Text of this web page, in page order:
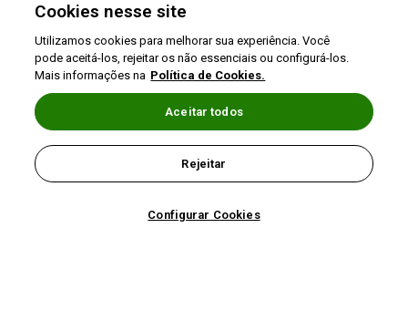
Política de Privacidade
©2026 Nestlé Nutrition & Health
Cookies nesse site
Utilizamos cookies para melhorar sua experiência. Você
pode aceitá-los, rejeitar os não essenciais ou configurá-los.
Mais informações na Política de Cookies.
Configurar Cookies
Rejeitar
Aceitar todos